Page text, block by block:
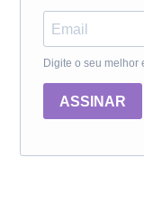
Digite o seu melhor
ASSINAR